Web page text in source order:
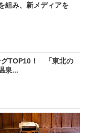
組み、新メディアを
グTOP10！ 「東北の
泉...